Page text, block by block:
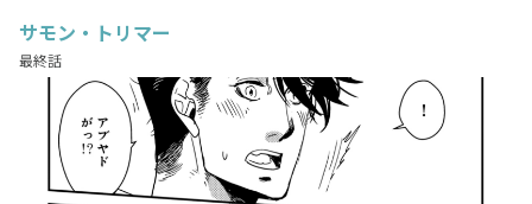
サモン・トリマー
最終話